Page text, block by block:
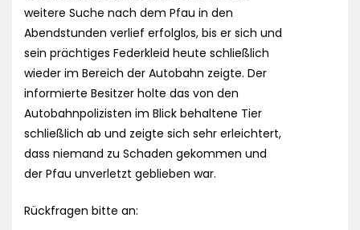
weitere Suche nach dem Pfau in den
Abendstunden verlief erfolglos, bis er sich und
sein prächtiges Federkleid heute schließlich
wieder im Bereich der Autobahn zeigte. Der
informierte Besitzer holte das von den
Autobahnpolizisten im Blick behaltene Tier
schließlich ab und zeigte sich sehr erleichtert,
dass niemand zu Schaden gekommen und
der Pfau unverletzt geblieben war.
Rückfragen bitte an: